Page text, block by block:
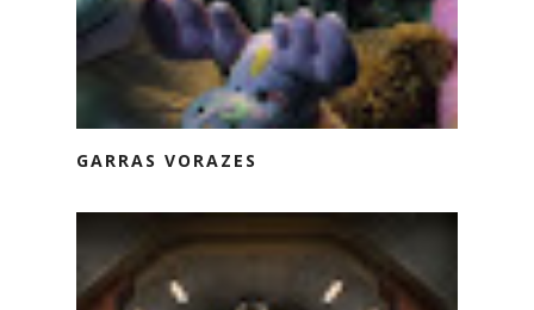
GARRAS VORAZES